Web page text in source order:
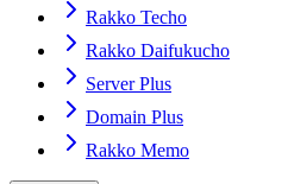
Rakko Techo
Rakko Daifukucho
Server Plus
Domain Plus
Rakko Memo